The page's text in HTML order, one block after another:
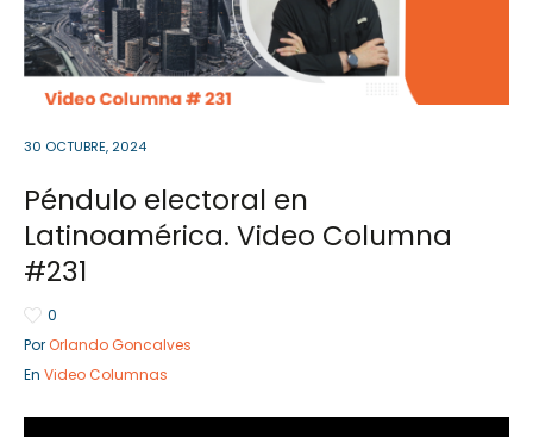
Sector Público
Servicios
Empresa Privada
Servicios
30 OCTUBRE, 2024
Péndulo electoral en
Latinoamérica. Video Columna
#231
0
Por Orlando Goncalves
En Video Columnas